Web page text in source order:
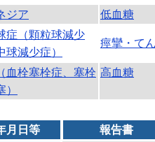
ジア
低血糖
症（顆粒球減少
球減少症）
痙攣・て
血栓塞栓症、塞栓 高血糖
月日等
報告書